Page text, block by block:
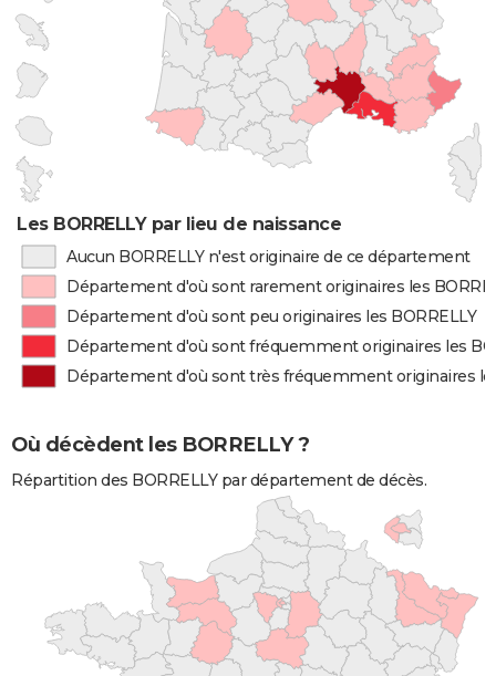
Les BORRELLY par lieu de naissance
Aucun BORRELLY n'est originaire de ce département
Département d'où sont rarement originaires les
Département d'où sont peu originaires les BORRELLY
Département d'où sont fréquemment originaires les
Département d'où sont très fréquemment originaires
Où décèdent les BORRELLY ?
Répartition des BORRELLY par département de décès.